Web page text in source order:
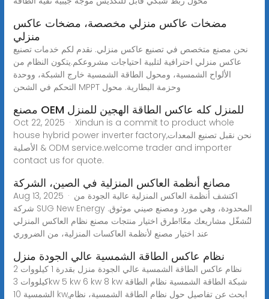
مضخات عاكس منزلي مخصصة، مضخات عاكس
منزلي
نحن مصنع متخصص في تصنيع عاكس منزلي. نقدم لكم خدمات تصنيع
عاكس منزلي احترافية لتلبية احتياجات مشروعكم.يتكون النظام من
الألواح الشمسية، ومحول الطاقة الشمسية خارج الشبكة، ووحدة
التحكم في الشحن MPPT وحزمة البطارية. محول
مصنع OEM للمنزل كله عاكس الطاقة الهجين للمنزل
Oct 22, 2025 · Xindun is a commit to product whole
house hybrid power inverter factory,نحن نقبل تصنيع المعدات
الأصلية & ODM service.welcome trader and importer
contact us for quote.
مصانع أنظمة العاكس المنزلية في الصين، الشركة
Aug 13, 2025 · اكتشف أنظمة العاكس المنزلية عالية الجودة من
شركة SUG New Energy المحدودة، وهي مورد ومصنع صيني موثوق.
لنُشغّل مشاريعك معًا!طرق اختيار منتجات مصنع نظام العاكس المنزلي
عند اختيار مصنع لأنظمة العاكسات المنزلية، من الضروري
نظام عاكس الطاقة الشمسية عالي الجودة منزل
نظام عاكس الطاقة الشمسية عالي الجودة منزل بقدرة 1 كيلووات 2
كيلووات 3kw 5 kw 6 kw 8 kw شبكة الطاقة الشمسية نظام الطاقة
الشمسية 10 kw,ابحث عن تفاصيل حول نظام الطاقة الشمسية، نظام